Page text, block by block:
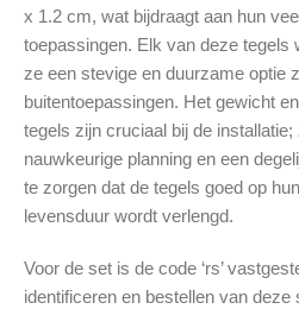
x 1.2 cm, wat bijdraagt aan hun
toepassingen. Elk van deze tegels
ze een stevige en duurzame optie
buitentoepassingen. Het gewicht
tegels zijn cruciaal bij de
nauwkeurige planning en een
te zorgen dat de tegels goed op
levensduur wordt verlengd.
Voor de set is de code ‘rs’
identificeren en bestellen van